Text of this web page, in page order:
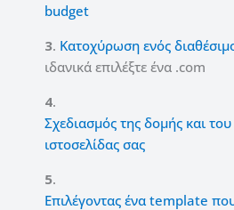
budget
3. Κατοχύρωση ενός
ιδανικά επιλέξτε ένα .com
4.
Σχεδιασμός της δομής και
ιστοσελίδας σας
5.
Επιλέγοντας ένα template